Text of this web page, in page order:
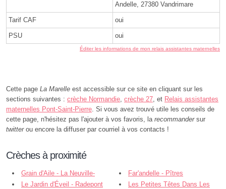
Andelle, 27380 Vandrimare
Tarif CAF oui
PSU oui
Éditer les informations de mon relais assistantes maternelles
Cette page La Marelle est accessible sur ce site en cliquant sur les
sections suivantes : crèche Normandie, crèche 27, et Relais assistantes
maternelles Pont-Saint-Pierre. Si vous avez trouvé utile les conseils de
cette page, n'hésitez pas l'ajouter à vos favoris, la recommandersur
twitterou encore la diffuser par courriel à vos contacts !
Crèches à proximité
Grain d'Aile - La Neuville-
Chant-d'Oisel
Far'andelle - Pîtres
Le Jardin d'Éveil - Radepont
Les Petites Têtes Dans Les